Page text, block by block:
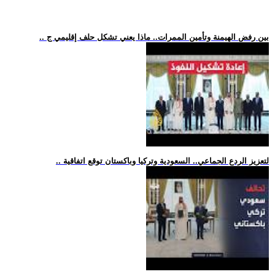
.. بين رفض الهيمنة وتأمين الممرات.. ماذا يعني تشكل حلف إقليمي ج
.. لتعزيز الردع الجماعي.. السعودية وتركيا وباكستان توقع اتفاقية